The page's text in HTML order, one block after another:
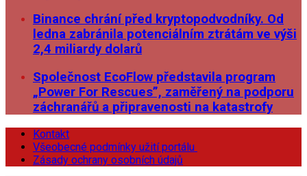
Binance chrání před kryptopodvodníky. Od
ledna zabránila potenciálním ztrátám ve výši
2,4 miliardy dolarů
Společnost EcoFlow představila program
„Power For Rescues”, zaměřený na podporu
záchranářů a připravenosti na katastrofy
Kontakt
Všeobecné podmínky užití portálu
Zásady ochrany osobních údajů